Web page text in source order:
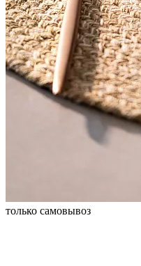
только самовывоз